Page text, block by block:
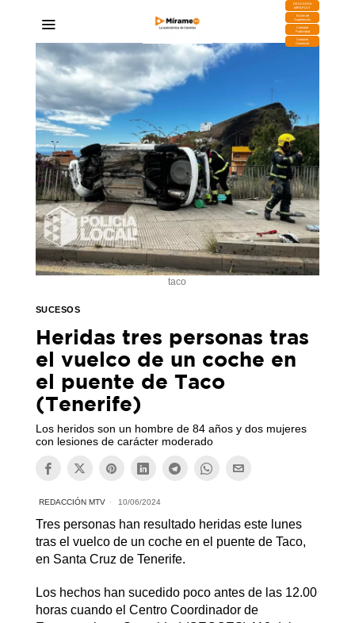
DESCARGA
MIRAPLAY
Buzón de
Sugerencias
Contratar
Publicidad
Contacto
Comercial
taco
SUCESOS
Heridas tres personas tras
el vuelco de un coche en
el puente de Taco
(Tenerife)
Los heridos son un hombre de 84 años y dos mujeres
con lesiones de carácter moderado
REDACCIÓN MTV 10/06/2024
Tres personas han resultado heridas este lunes
tras el vuelco de un coche en el puente de Taco,
en Santa Cruz de Tenerife.
Los hechos han sucedido poco antes de las 12.00
horas cuando el Centro Coordinador de